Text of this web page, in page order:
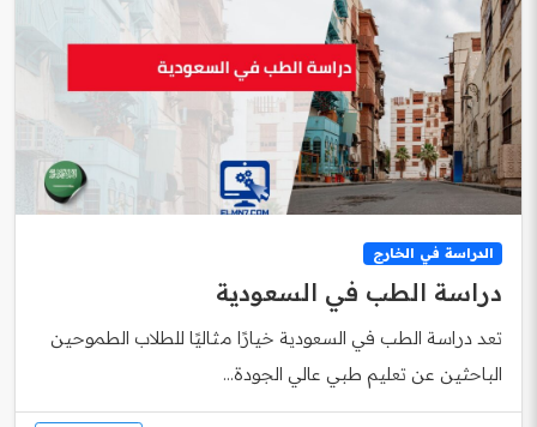
الدراسة في الخارج
دراسة الطب في السعودية
تعد دراسة الطب في السعودية خيارًا مثاليًا للطلاب الطموحين
الباحثين عن تعليم طبي عالي الجودة...